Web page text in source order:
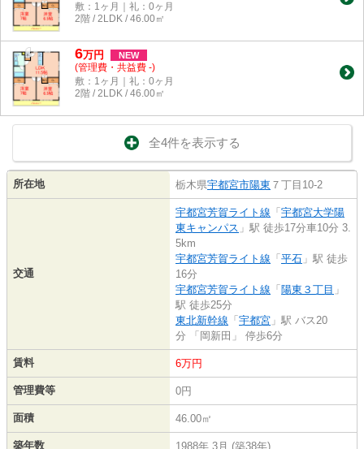
敷：1ヶ月｜礼：0ヶ月
2階 / 2LDK / 46.00㎡
6万円 NEW
(管理費・共益費 -)
敷：1ヶ月｜礼：0ヶ月
2階 / 2LDK / 46.00㎡
全4件を表示する
所在地 栃木県宇都宮市陽東 ７丁目10-2
交通
宇都宮芳賀ライト線 「 宇都宮大学陽
東キャンパス 」駅 徒歩17分車10分 3.
5km
宇都宮芳賀ライト線 「 平石 」駅 徒歩
16分
宇都宮芳賀ライト線 「 陽東３丁目 」
駅 徒歩25分
東北新幹線 「 宇都宮 」駅 バス20
分 「岡新田」 停歩6分
賃料 6万円
管理費等 0円
面積 46.00㎡
築年数 1988年 3月 (築38年)